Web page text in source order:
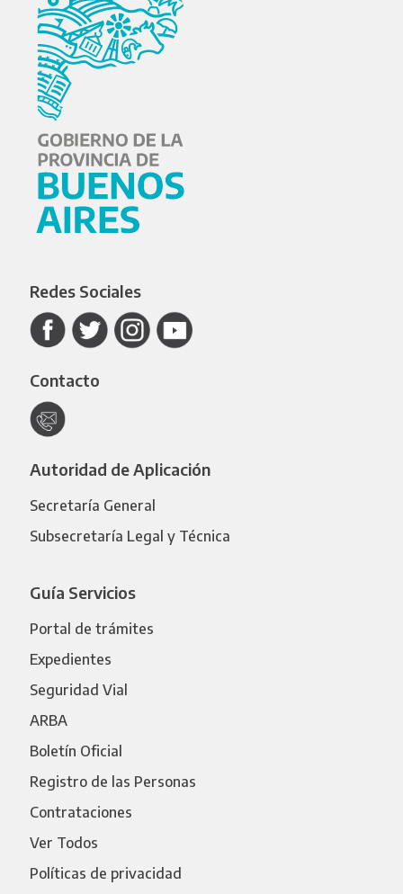
Redes Sociales
Contacto
Autoridad de Aplicación
Secretaría General
Subsecretaría Legal y Técnica
Guía Servicios
Portal de trámites
Expedientes
Seguridad Vial
ARBA
Boletín Oficial
Registro de las Personas
Contrataciones
Ver Todos
Políticas de privacidad